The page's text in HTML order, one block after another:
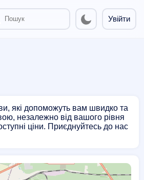
Увійти
які допоможуть вам швидко та
незалежно від вашого рівня
ціни. Приєднуйтесь до нас